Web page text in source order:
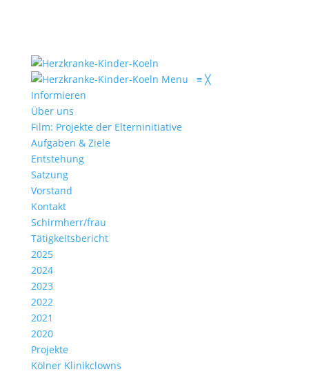
Menu ≡ ╳
Informieren
Über uns
Film: Projekte der Elterninitiative
Aufgaben & Ziele
Entstehung
Satzung
Vorstand
Kontakt
Schirmherr/frau
Tätigkeitsbericht
2025
2024
2023
2022
2021
2020
Projekte
Kölner Klinikclowns